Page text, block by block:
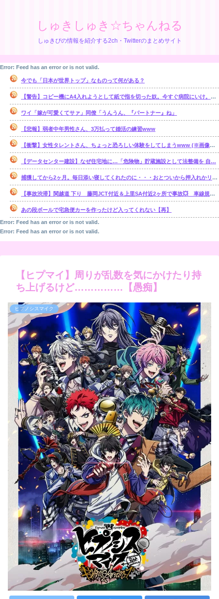
しゅきしゅき☆ちゃんねる
しゅきぴの情報を紹介する2ch・Twitterのまとめサイト
Error: Feed has an error or is not valid.
今でも「日本が世界トップ」なものって何がある？
【警告】コピー機にA4入れようとして紙で指を切った奴。今すぐ病院にいけ。腕一本切断になってもしらんぞ
ワイ「嫁が可愛くてサァ」同僚「うんうん、『パートナー』ね」
【悲報】弱者中年男性さん、3万払って婚活の練習www
【衝撃】女性タレントさん、ちょっと恐ろしい体験をしてしまうwww (※画像あり)
【データセンター建設】なぜ住宅地に…「危険物」貯蔵施設として法整備を 自…
捕獲してから2ヶ月。毎日添い寝してくれたのに・・・おとついから押入れかリビングで ひとり寝るようになってしまった・・・。【再】
【事故渋滞】関越道 下り 藤岡JCT付近＆上里SA付近2ヶ所で事故💥 車線規制 本庄児玉IC〜藤岡JCT 渋滞距離 5.0km 通過時間 20 分
あの段ボールで宅急便カーを作ったけど入ってくれない【再】
Error: Feed has an error or is not valid.
Error: Feed has an error or is not valid.
【ヒプマイ】周りが乱数を気にかけたり持
ち上げるけど……………【愚痴】
ヒプノシスマイク